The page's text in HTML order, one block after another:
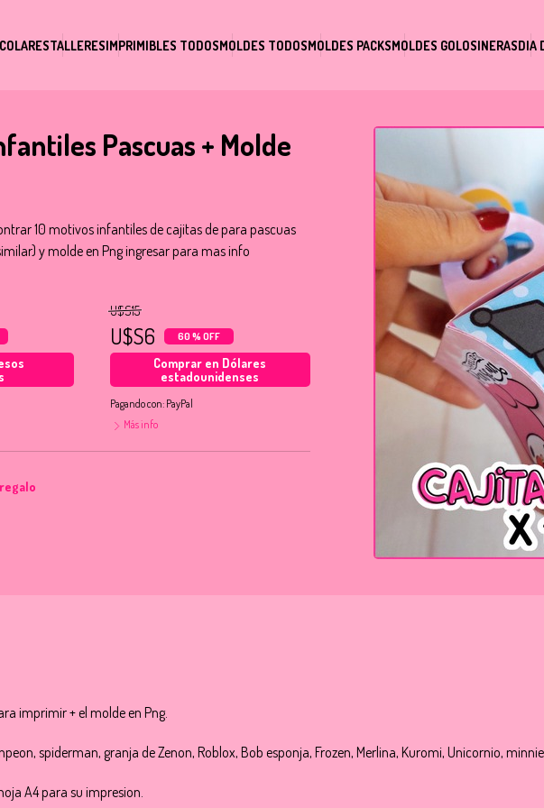
TALLERESIMPRIMIBLES TODOSMOLDES TODOSMOLDES PACKSMOLDES GOLOSINERASDIA
Pascuas + Molde
10 motivos infantiles de cajitas de para pascuas
y molde en Png ingresar para mas info
U$S15
U$S6 60 % OFF
Comprar en Dólares
estadounidenses
Pagando con: PayPal
Más info
imprimir + el molde en Png.
spiderman, granja de Zenon, Roblox, Bob esponja, Frozen, Merlina, Kuromi, Unicornio,
A4 para su impresion.